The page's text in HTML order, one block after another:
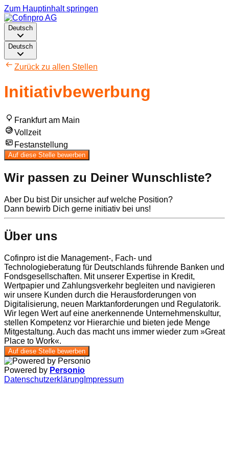
Zum Hauptinhalt springen
Deutsch
Deutsch
Zurück zu allen Stellen
Initiativbewerbung
Frankfurt am Main
Vollzeit
Festanstellung
Auf diese Stelle bewerben
Wir passen zu Deiner Wunschliste?
Aber Du bist Dir unsicher auf welche Position?
Dann bewirb Dich gerne initiativ bei uns! ​
Über uns
Cofinpro ist die Management-, Fach- und
Technologieberatung für Deutschlands führende Banken und
Fondsgesellschaften. Mit unserer Expertise in Kredit,
Wertpapier und Zahlungsverkehr begleiten und navigieren
wir unsere Kunden durch die Herausforderungen von
Digitalisierung, neuen Marktanforderungen und Regulatorik.
Wir legen Wert auf eine anerkennende Unternehmenskultur,
stellen Kompetenz vor Hierarchie und bieten jede Menge
Mitgestaltung. Auch das macht uns immer wieder zum »Great
Place to Work«.
Auf diese Stelle bewerben
Powered by Personio
Datenschutzerklärung Impressum